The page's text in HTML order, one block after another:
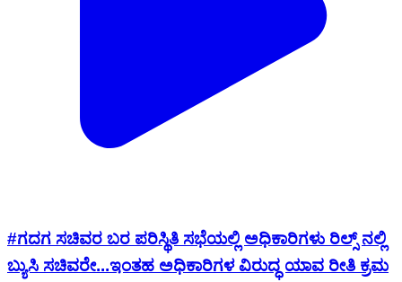
#ಗದಗ ಸಚಿವರ ಬರ ಪರಿಸ್ಥಿತಿ ಸಭೆಯಲ್ಲಿ ಅಧಿಕಾರಿಗಳು ರಿಲ್ಸ್ ನಲ್ಲಿ
ಬ್ಯುಸಿ ಸಚಿವರೇ...ಇಂತಹ ಅಧಿಕಾರಿಗಳ ವಿರುದ್ಧ ಯಾವ ರೀತಿ ಕ್ರಮ